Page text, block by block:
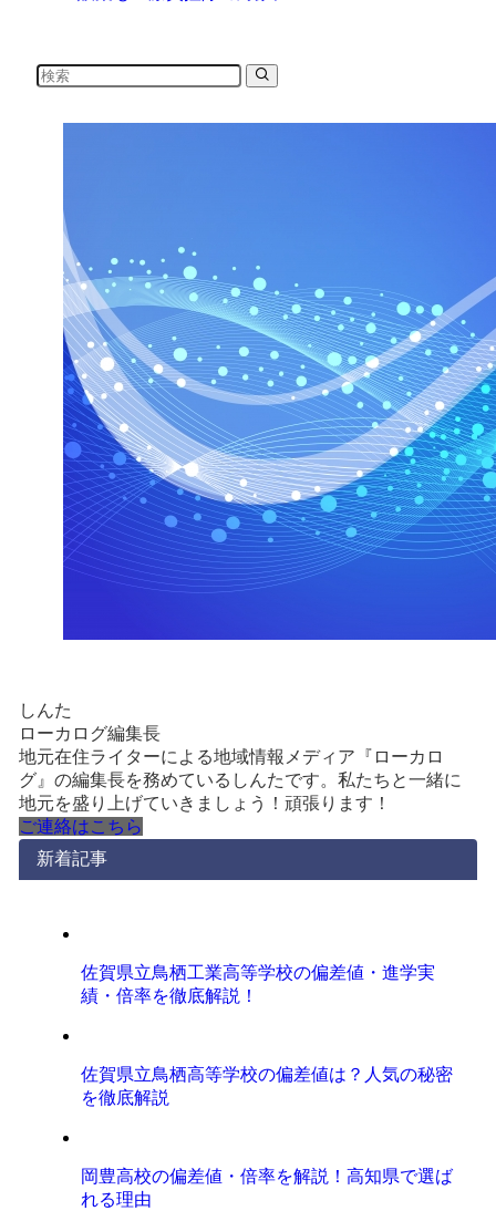
しんた
ローカログ編集長
地元在住ライターによる地域情報メディア『ローカロ
グ』の編集長を務めているしんたです。私たちと一緒に
地元を盛り上げていきましょう！頑張ります！
ご連絡はこちら
新着記事
佐賀県立鳥栖工業高等学校の偏差値・進学実
績・倍率を徹底解説！
佐賀県立鳥栖高等学校の偏差値は？人気の秘密
を徹底解説
岡豊高校の偏差値・倍率を解説！高知県で選ば
れる理由